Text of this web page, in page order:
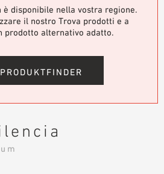
è disponibile nella vostra regione.
il nostro Trova prodotti e a
prodotto alternativo adatto.